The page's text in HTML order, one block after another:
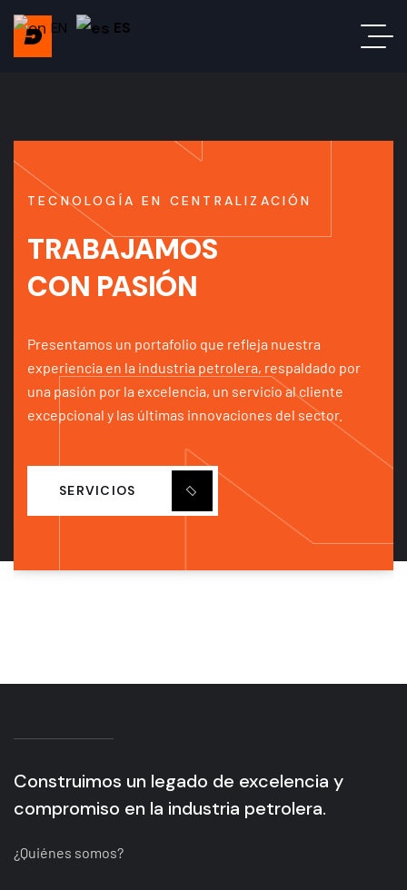
TECNOLOGÍA EN CENTRALIZACIÓN
TRABAJAMOS
CON PASIÓN
Presentamos un portafolio que refleja nuestra
experiencia en la industria petrolera, respaldado por
una pasión por la excelencia, un servicio al cliente
excepcional y las últimas innovaciones del sector.
SERVICIOS
Construimos un legado de excelencia y
compromiso en la industria petrolera.
¿Quiénes somos?
EN ES